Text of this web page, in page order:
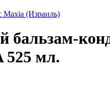
Maxia (Израиль)
бальзам-
525 мл.